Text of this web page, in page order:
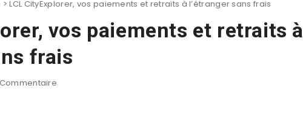
>LCL CityExplorer, vos paiements et retraits à l’étranger sans frais
vos paiements et retraits à
frais
Commentaire